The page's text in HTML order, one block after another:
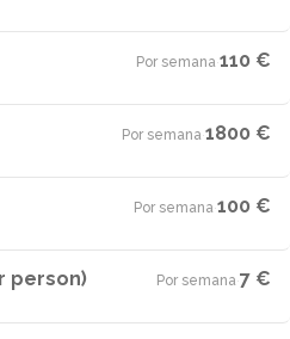
Por semana·110 €
Por semana·1800 €
Por semana·100 €
person) Por semana·7 €